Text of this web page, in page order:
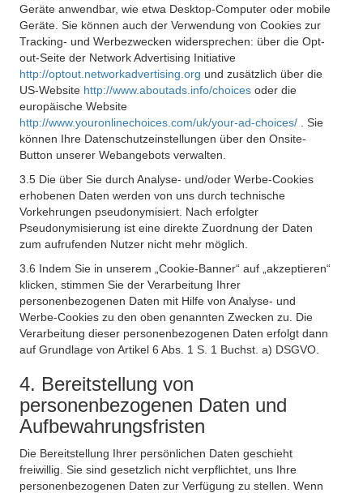
Geräte anwendbar, wie etwa Desktop-Computer oder mobile
Geräte. Sie können auch der Verwendung von Cookies zur
Tracking- und Werbezwecken widersprechen: über die Opt-
out-Seite der Network Advertising Initiative
http://optout.networkadvertising.org und zusätzlich über die
US-Website http://www.aboutads.info/choices oder die
europäische Website
http://www.youronlinechoices.com/uk/your-ad-choices/
. Sie
können Ihre Datenschutzeinstellungen über den Onsite-
Button unserer Webangebots verwalten.
3.5 Die über Sie durch Analyse- und/oder Werbe-Cookies
erhobenen Daten werden von uns durch technische
Vorkehrungen pseudonymisiert. Nach erfolgter
Pseudonymisierung ist eine direkte Zuordnung der Daten
zum aufrufenden Nutzer nicht mehr möglich.
3.6 Indem Sie in unserem „Cookie-Banner“ auf „akzeptieren“
klicken, stimmen Sie der Verarbeitung Ihrer
personenbezogenen Daten mit Hilfe von Analyse- und
Werbe-Cookies zu den oben genannten Zwecken zu. Die
Verarbeitung dieser personenbezogenen Daten erfolgt dann
auf Grundlage von Artikel 6 Abs. 1 S. 1 Buchst. a) DSGVO.
4. Bereitstellung von
personenbezogenen Daten und
Aufbewahrungsfristen
Die Bereitstellung Ihrer persönlichen Daten geschieht
freiwillig. Sie sind gesetzlich nicht verpflichtet, uns Ihre
personenbezogenen Daten zur Verfügung zu stellen. Wenn